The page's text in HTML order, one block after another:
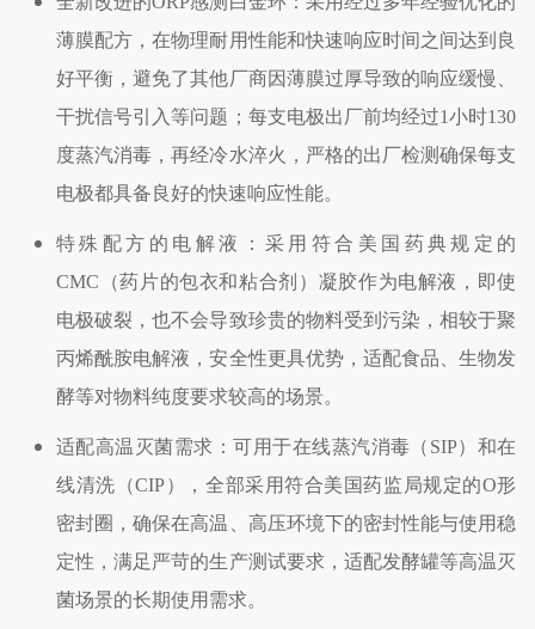
薄膜配方，在物理耐用性能和快速响应时间之间达到良
好平衡，避免了其他厂商因薄膜过厚导致的响应缓慢、
干扰信号引入等问题；每支电极出厂前均经过1小时130
度蒸汽消毒，再经冷水淬火，严格的出厂检测确保每支
电极都具备良好的快速响应性能。
特殊配方的电解液：采用符合美国药典规定的
CMC （药片的包衣和粘合剂）凝胶作为电解液，即使
电极破裂，也不会导致珍贵的物料受到污染，相较于聚
丙烯酰胺电解液，安全性更具优势，适配食品、生物发
酵等对物料纯度要求较高的场景。
适配高温灭菌需求：可用于在线蒸汽消毒（ SIP）和在
线清洗（CIP），全部采用符合美国药监局规定的O形
密封圈，确保在高温、高压环境下的密封性能与使用稳
定性，满足严苛的生产测试要求，适配发酵罐等高温灭
菌场景的长期使用需求。